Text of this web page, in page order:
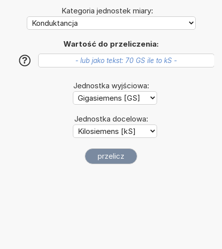
Kategoria jednostek miary:
Wartość do przeliczenia:
?
Jednostka wyjściowa:
Jednostka docelowa: